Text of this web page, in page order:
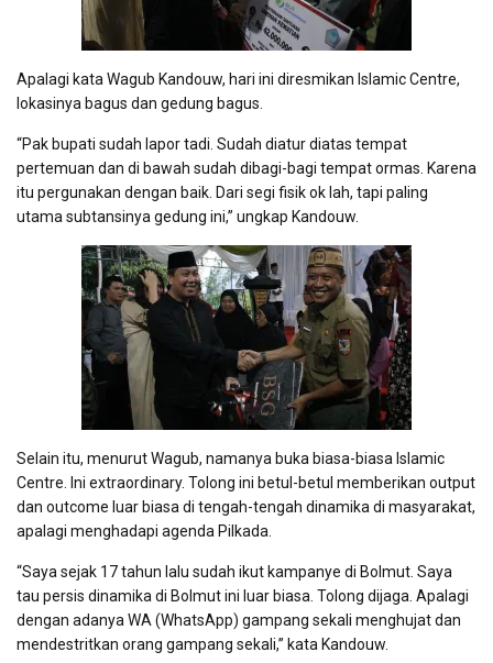
Apalagi kata Wagub Kandouw, hari ini diresmikan Islamic Centre,
lokasinya bagus dan gedung bagus.
“Pak bupati sudah lapor tadi. Sudah diatur diatas tempat
pertemuan dan di bawah sudah dibagi-bagi tempat ormas. Karena
itu pergunakan dengan baik. Dari segi fisik ok lah, tapi paling
utama subtansinya gedung ini,” ungkap Kandouw.
Selain itu, menurut Wagub, namanya buka biasa-biasa Islamic
Centre. Ini extraordinary. Tolong ini betul-betul memberikan output
dan outcome luar biasa di tengah-tengah dinamika di masyarakat,
apalagi menghadapi agenda Pilkada.
“Saya sejak 17 tahun lalu sudah ikut kampanye di Bolmut. Saya
tau persis dinamika di Bolmut ini luar biasa. Tolong dijaga. Apalagi
dengan adanya WA (WhatsApp) gampang sekali menghujat dan
mendestritkan orang gampang sekali,” kata Kandouw.